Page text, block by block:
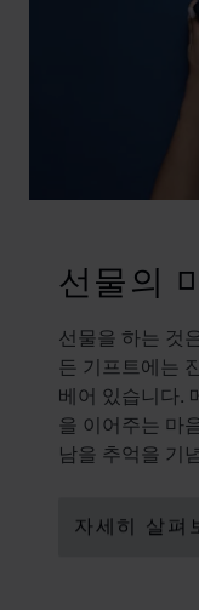
선물의
선물을 하는 것
든 기프트에는
베어 있습니다.
을 이어주는 마
남을 추억을 기
자세히 살펴